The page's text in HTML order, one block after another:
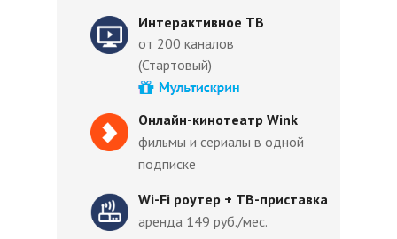
Wi-Fi роутер + ТВ-приставка
аренда 149 руб./мес.
Онлайн-кинотеатр Wink
фильмы и сериалы в одной
подписке
Интерактивное ТВ
от 200 каналов
(Стартовый)